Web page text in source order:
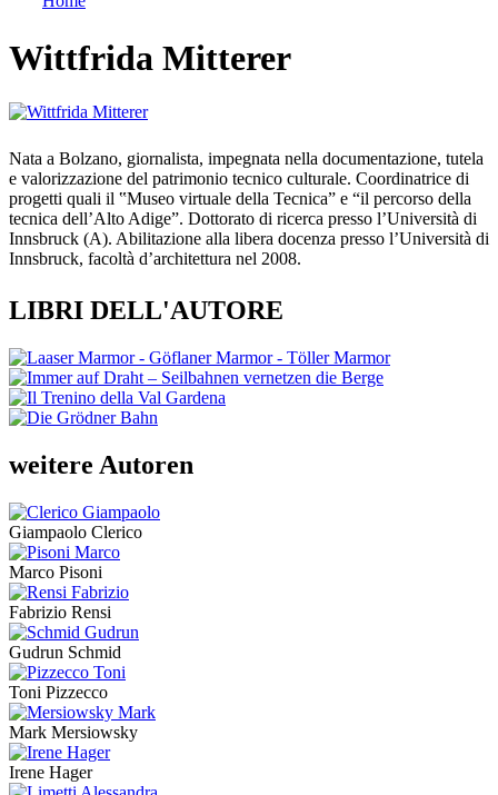
Wittfrida Mitterer
Nata a Bolzano, giornalista, impegnata nella documentazione, tutela
e valorizzazione del patrimonio tecnico culturale. Coordinatrice di
progetti quali il ‟Museo virtuale della Tecnica” e “il percorso della
tecnica dellʼAlto Adige”. Dottorato di ricerca presso lʼUniversità di
Innsbruck (A). Abilitazione alla libera docenza presso lʼUniversità di
Innsbruck, facoltà dʼarchitettura nel 2008.
LIBRI DELL'AUTORE
weitere Autoren
Giampaolo Clerico
Marco Pisoni
Fabrizio Rensi
Gudrun Schmid
Toni Pizzecco
Mark Mersiowsky
Irene Hager